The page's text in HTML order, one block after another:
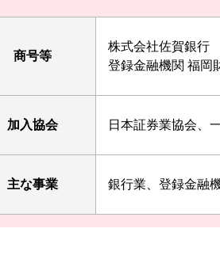
商号等
株式会社佐賀銀行
登録金融機関 福岡
加入協会 日本証券業協会、
主な事業 銀行業、登録金融